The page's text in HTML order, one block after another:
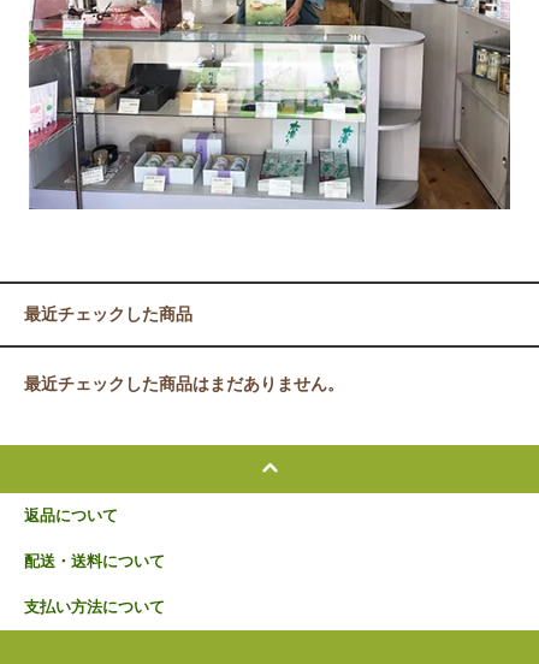
最近チェックした商品
最近チェックした商品はまだありません。
返品について
配送・送料について
支払い方法について